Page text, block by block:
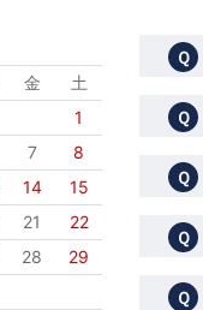
金
土
1
7
8
14
15
21
22
28
29
Ｑ
Ｑ
Ｑ
Ｑ
Ｑ